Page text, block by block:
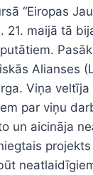
“Eiropas
21. maijā tā
Alianses
Viņa
par viņu
un aicināja